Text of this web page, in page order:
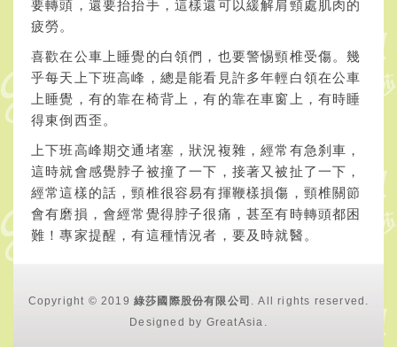
要轉頭，還要抬抬手，這樣還可以緩解肩頸處肌肉的
疲勞。
喜歡在公車上睡覺的白領們，也要警惕頸椎受傷。幾
乎每天上下班高峰，總是能看見許多年輕白領在公車
上睡覺，有的靠在椅背上，有的靠在車窗上，有時睡
得東倒西歪。
上下班高峰期交通堵塞，狀況複雜，經常有急刹車，
這時就會感覺脖子被撞了一下，接著又被扯了一下，
經常這樣的話，頸椎很容易有揮鞭樣損傷，頸椎關節
會有磨損，會經常覺得脖子很痛，甚至有時轉頭都困
難！專家提醒，有這種情況者，要及時就醫。
Copyright © 2019 綠莎國際股份有限公司 . All rights reserved.
Designed by GreatAsia .